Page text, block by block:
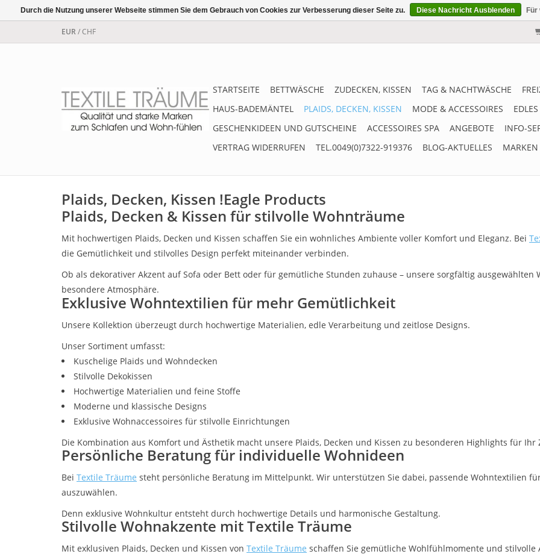
EUR/CHF
STARTSEITE BETTWÄSCHE ZUDECKEN, KISSEN TAG & NACHTWÄSCHE
HAUS-BADEMÄNTEL
PLAIDS, DECKEN, KISSEN MODE & ACCESSOIRES
GESCHENKIDEEN UND GUTSCHEINE
ACCESSOIRES SPA ANGEBOTE
INFO-
VERTRAG WIDERRUFEN
TEL.0049(0)7322-919376 BLOG-AKTUELLES MARKEN
Plaids, Decken, Kissen !Eagle Products
Plaids, Decken & Kissen für stilvolle Wohnträume
Mit hochwertigen Plaids, Decken und Kissen schaffen Sie ein wohnliches Ambiente voller Komfort und Eleganz. Bei
die Gemütlichkeit und stilvolles Design perfekt miteinander verbinden.
Ob als dekorativer Akzent auf Sofa oder Bett oder für gemütliche Stunden zuhause – unsere sorgfältig ausgewählten
besondere Atmosphäre.
Exklusive Wohntextilien für mehr Gemütlichkeit
Unsere Kollektion überzeugt durch hochwertige Materialien, edle Verarbeitung und zeitlose Designs.
Unser Sortiment umfasst:
Kuschelige Plaids und Wohndecken
Stilvolle Dekokissen
Hochwertige Materialien und feine Stoffe
Moderne und klassische Designs
Exklusive Wohnaccessoires für stilvolle Einrichtungen
Die Kombination aus Komfort und Ästhetik macht unsere Plaids, Decken und Kissen zu besonderen Highlights für Ihr
Persönliche Beratung für individuelle Wohnideen
Bei Textile Träume steht persönliche Beratung im Mittelpunkt. Wir unterstützen Sie dabei, passende Wohntextilien
auszuwählen.
Denn exklusive Wohnkultur entsteht durch hochwertige Details und harmonische Gestaltung.
Stilvolle Wohnakzente mit Textile Träume
Mit exklusiven Plaids, Decken und Kissen von Textile Träume schaffen Sie gemütliche Wohlfühlmomente und stilvolle
Durch die Nutzung unserer Webseite stimmen Sie dem Gebrauch von Cookies zur Verbesserung dieser Seite zu. Diese Nachricht Ausblenden